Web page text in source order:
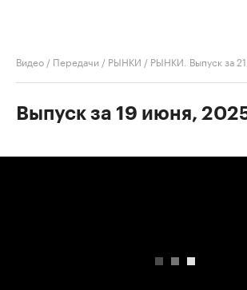
Видео / Передачи / РЫНКИ / РЫНКИ. Выпуск за
Выпуск за 19 июня,